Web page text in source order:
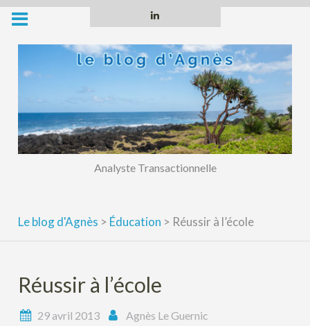
Skip
content
Analyste Transactionnelle
Le blog d'Agnès > Éducation > Réussir à l’école
Réussir à l’école
29 avril 2013 Agnès Le Guernic